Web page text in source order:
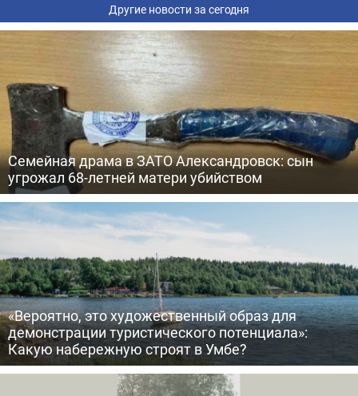
Другие новости за сегодня
Семейная драма в ЗАТО Александровск: сын
угрожал 68-летней матери убийством
«Вероятно, это художественный образ для
демонстрации туристического потенциала»:
Какую набережную строят в Умбе?